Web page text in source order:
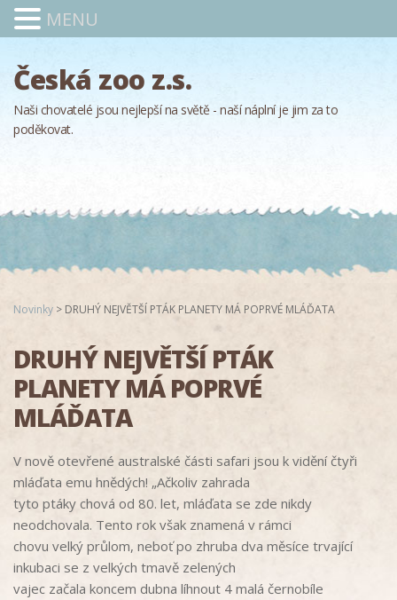
Česká zoo z.s.
Naši chovatelé jsou nejlepší na světě - naší náplní je jim za to
poděkovat.
Novinky > DRUHÝ NEJVĚTŠÍ PTÁK PLANETY MÁ POPRVÉ MLÁĎATA
DRUHÝ NEJVĚTŠÍ PTÁK
PLANETY MÁ POPRVÉ
MLÁĎATA
V nově otevřené australské části safari jsou k vidění čtyři
mláďata emu hnědých! „Ačkoliv zahrada
tyto ptáky chová od 80. let, mláďata se zde nikdy
neodchovala. Tento rok však znamená v rámci
chovu velký průlom, neboť po zhruba dva měsíce trvající
inkubaci se z velkých tmavě zelených
vajec začala koncem dubna líhnout 4 malá černobíle
MENU